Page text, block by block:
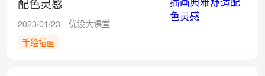
2023/01/23
优设大课堂
手绘插画